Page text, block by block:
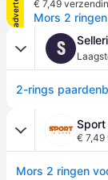
€ 7,49
S
Sport
€ 7,49